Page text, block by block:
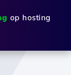
op hosting